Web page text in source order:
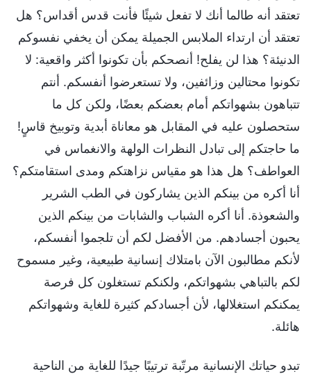
تعتقد أنه طالما أنك لا تفعل شيئًا فأنت قدس أقداس؟ هل
تعتقد أن ارتداء الملابس الجميلة يمكن أن يخفي نفسوكم
الدنيئة؟ هذا لن يفلح! أنصحكم بأن تكونوا أكثر واقعية: لا
تكونوا محتالين وزائفين، ولا تستعرضوا أنفسكم. أنتم
تتباهون بشهواتكم أمام بعضكم بعضًا، ولكن كل ما
ستحصلون عليه في المقابل هو معاناة أبدية وتوبيخ قاسٍ!
ما حاجتكم إلى تبادل النظرات الولهة والانغماس في
العواطف؟ هل هذا هو مقياس نزاهتكم ومدى استقامتكم؟
أنا أكره من بينكم الذين يشاركون في الطب الشرير
والشعوذة. أنا أكره الشباب والشابات من بينكم الذين
يحبون أجسادهم. من الأفضل لكم أن تلجموا أنفسكم،
لأنكم مطالبون الآن بامتلاك إنسانية طبيعية، وغير مسموح
لكم بالتباهي بشهواتكم، ولكنكم تستغلون كل فرصة
يمكنكم استغلالها، لأن أجسادكم كثيرة للغاية وشهواتكم
هائلة.
تبدو حياتك الإنسانية مرتّبة ترتيبًا جيدًا للغاية من الناحية